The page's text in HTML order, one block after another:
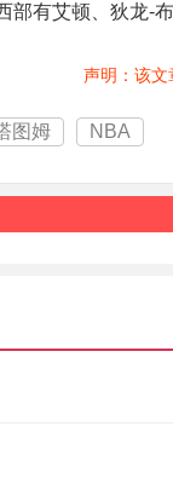
部有艾顿、狄龙-
声明：该文
图姆 NBA